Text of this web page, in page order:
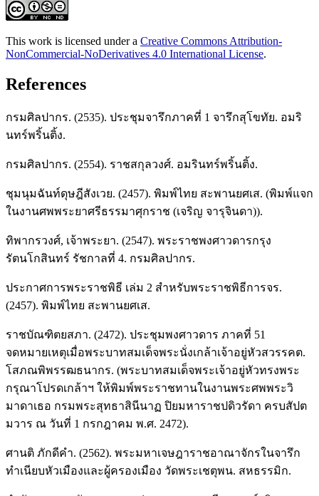
This work is licensed under a Creative Commons Attribution-
NonCommercial-NoDerivatives 4.0 International License.
References
กรมศิลปากร. (2535). ประชุมจารึกภาคที่ 1 จารึกสุโขทัย. อมริ
นทร์พริ้นติ้ง.
กรมศิลปากร. (2554). ราชสกุลวงศ์. อมรินทร์พริ้นติ้ง.
ชุมนุมฉันท์ดุษฎีสังเวย. (2457). พิมพ์ไทย สะพานยศเส. (พิมพ์แจก
ในงานศพพระยาศรีธรรมาศุกราช (เจริญ จารุจินดา)).
ทิพากรวงศ์, เจ้าพระยา. (2547). พระราชพงศาวดารกรุง
รัตนโกสินทร์ รัชกาลที่ 4. กรมศิลปากร.
ประกาศการพระราชพิธี เล่ม 2 สำหรับพระราชพิธีการจร.
(2457). พิมพ์ไทย สะพานยศเส.
ราชบัณฑิตยสภา. (2472). ประชุมพงศาวดาร ภาคที่ 51
จดหมายเหตุเมื่อพระบาทสมเด็จพระนั่งเกล้าเจ้าอยู่หัวสวรรคต.
โสภณพิพรรฒธนากร. (พระบาทสมเด็จพระเจ้าอยู่หัวทรงพระ
กรุณาโปรดเกล้าฯ ให้พิมพ์พระราชทานในงานพระศพพระวิ
มาดาเธอ กรมพระสุทธาสินีนาฏ ปิยมหาราชปดิวรัดา ครบสัปต
มวาร ณ วันที่ 1 กรกฎาคม พ.ศ. 2472).
ศานติ ภักดีคำ. (2562). พระมหาเจษฎาราชอาณาจักรในจารึก
ทำเนียบหัวเมืองและผู้ครองเมือง วัดพระเชตุพน. สหธรรมิก.